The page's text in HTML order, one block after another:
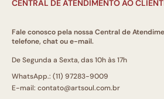
CENTRAL DE ATENDIMENTO AO
Fale conosco pela nossa Central de
telefone, chat ou e-mail.
De Segunda a Sexta, das 10h às 17h
WhatsApp.: (11) 97283-9009
E-mail: contato@artsoul.com.br